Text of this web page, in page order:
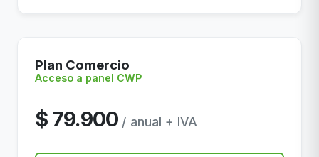
Plan Comercio
Acceso a panel CWP
$ 79.900 / anual + IVA